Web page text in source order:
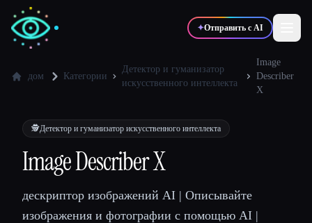
✦Отправить с AI
💻 Разработчики
🎓Студенты 🎬Креаторы
дом Категории
Детектор и гуманизатор
искусственного интеллекта
Image
Describer
X
🕵️Детектор и гуманизатор искусственного интеллекта
Image Describer X
дескриптор изображений AI | Описывайте
изображения и фотографии с помощью AI |